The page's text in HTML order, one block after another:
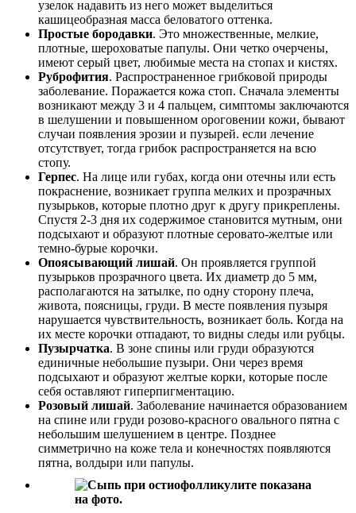
узелок надавить из него может выделиться
кашицеобразная масса беловатого оттенка.
Простые бородавки. Это множественные, мелкие,
плотные, шероховатые папулы. Они четко очерчены,
имеют серый цвет, любимые места на стопах и кистях.
Руброфития. Распространенное грибковой природы
заболевание. Поражается кожа стоп. Сначала элементы
возникают между 3 и 4 пальцем, симптомы заключаются
в шелушении и повышенном ороговении кожи, бывают
случаи появления эрозии и пузырей. если лечение
отсутствует, тогда грибок распространяется на всю
стопу.
Герпес. На лице или губах, когда они отечны или есть
покраснение, возникает группа мелких и прозрачных
пузырьков, которые плотно друг к другу прикреплены.
Спустя 2-3 дня их содержимое становится мутным, они
подсыхают и образуют плотные серовато-желтые или
темно-бурые корочки.
Опоясывающий лишай. Он проявляется группой
пузырьков прозрачного цвета. Их диаметр до 5 мм,
располагаются на затылке, по одну сторону плеча,
живота, поясницы, груди. В месте появления пузыря
нарушается чувствительность, возникает боль. Когда на
их месте корочки отпадают, то видны следы или рубцы.
Пузырчатка. В зоне спины или груди образуются
единичные небольшие пузыри. Они через время
подсыхают и образуют желтые корки, которые после
себя оставляют гиперпигментацию.
Розовый лишай. Заболевание начинается образованием
на спине или груди розово-красного овального пятна с
небольшим шелушением в центре. Позднее
симметрично на коже тела и конечностях появляются
пятна, волдыри или папулы.